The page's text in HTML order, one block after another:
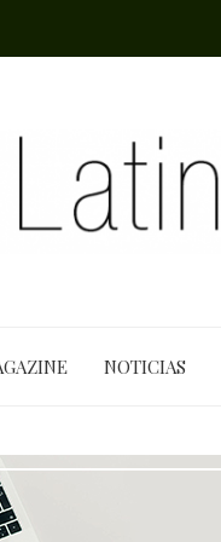
NOTICIAS